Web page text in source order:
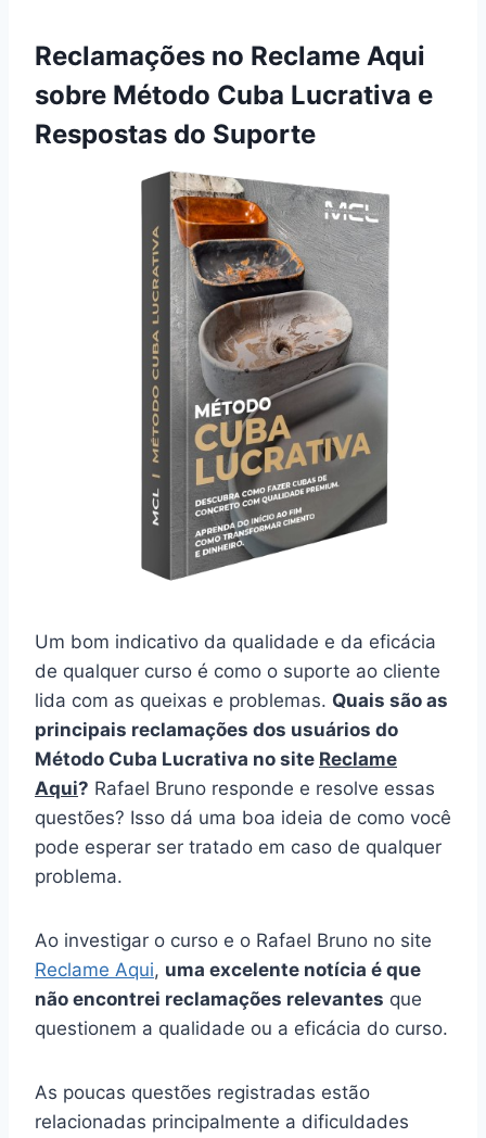
Reclamações no Reclame Aqui
sobre Método Cuba Lucrativa e
Respostas do Suporte
Um bom indicativo da qualidade e da eficácia
de qualquer curso é como o suporte ao cliente
lida com as queixas e problemas. Quais são as
principais reclamações dos usuários do
Método Cuba Lucrativa no site Reclame
Aqui? Rafael Bruno responde e resolve essas
questões? Isso dá uma boa ideia de como você
pode esperar ser tratado em caso de qualquer
problema.
Ao investigar o curso e o Rafael Bruno no site
Reclame Aqui, uma excelente notícia é que
não encontrei reclamações relevantes que
questionem a qualidade ou a eficácia do curso.
As poucas questões registradas estão
relacionadas principalmente a dificuldades